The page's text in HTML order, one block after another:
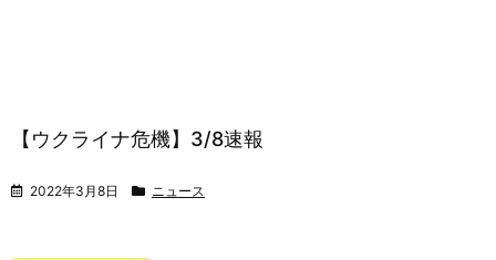
【ウクライナ危機】3/8速報
2022年3月8日 ニュース